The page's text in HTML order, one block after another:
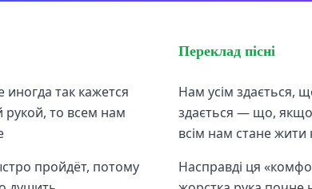
так кажется
то всем нам
пройдёт, потому
Переклад пісні
Нам усім здається,
здається — що,
всім нам стане
Насправді ця